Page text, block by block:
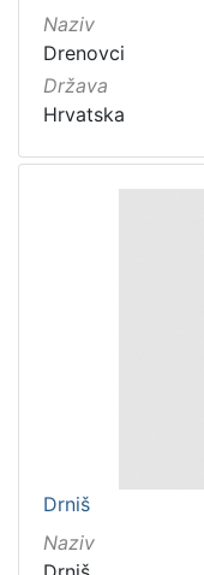
Naziv
Drenovci
Država
Hrvatska
Drniš
Naziv